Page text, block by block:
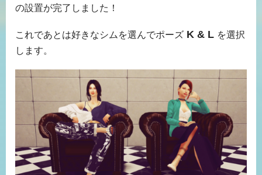
の設置が完了しました！
これであとは好きなシムを選んでポーズ K & L を選択
します。